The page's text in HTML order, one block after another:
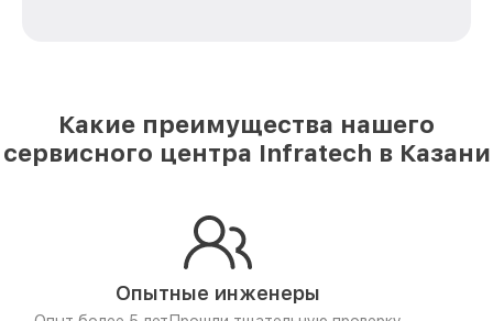
Какие преимущества нашего
сервисного центра Infratech в Казани
Опытные инженеры